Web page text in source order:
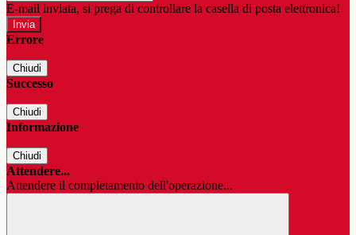
E-mail inviata, si prega di controllare la casella di posta elettronica!
Errore
Chiudi
Successo
Chiudi
Informazione
Chiudi
Attendere...
Attendere il completamento dell'operazione...